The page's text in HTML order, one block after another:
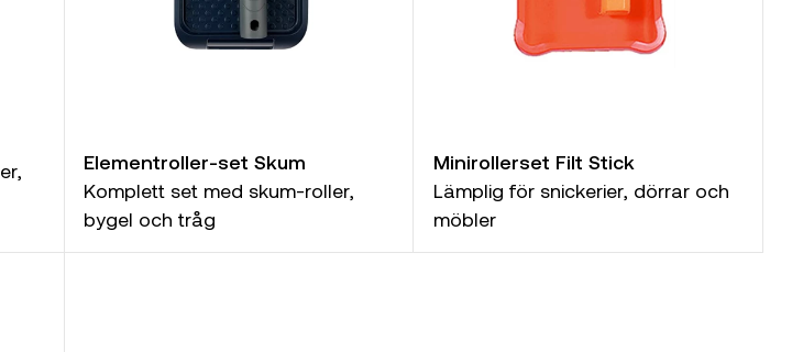
Elementroller-set Skum
Komplett set med skum-roller,
bygel och tråg
Minirollerset Filt Stick
Lämplig för snickerier, dörrar och
möbler